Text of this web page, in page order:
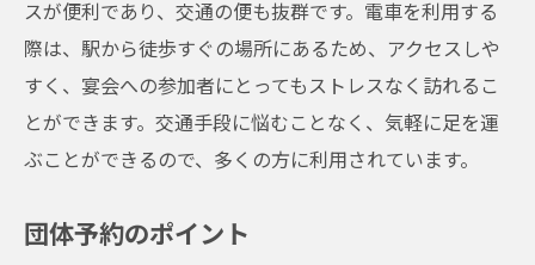
おすすめの地酒飲み比べ
地酒に合うおつまみ
地酒の歴史と文化
個室完備！居酒屋『pao』でプライベートな宴
個室の種類と特徴
スが便利であり、交通の便も抜群です。電車を利用する
際は、駅から徒歩すぐの場所にあるため、アクセスしや
すく、宴会への参加者にとってもストレスなく訪れるこ
とができます。交通手段に悩むことなく、気軽に足を運
ぶことができるので、多くの方に利用されています。
団体予約のポイント